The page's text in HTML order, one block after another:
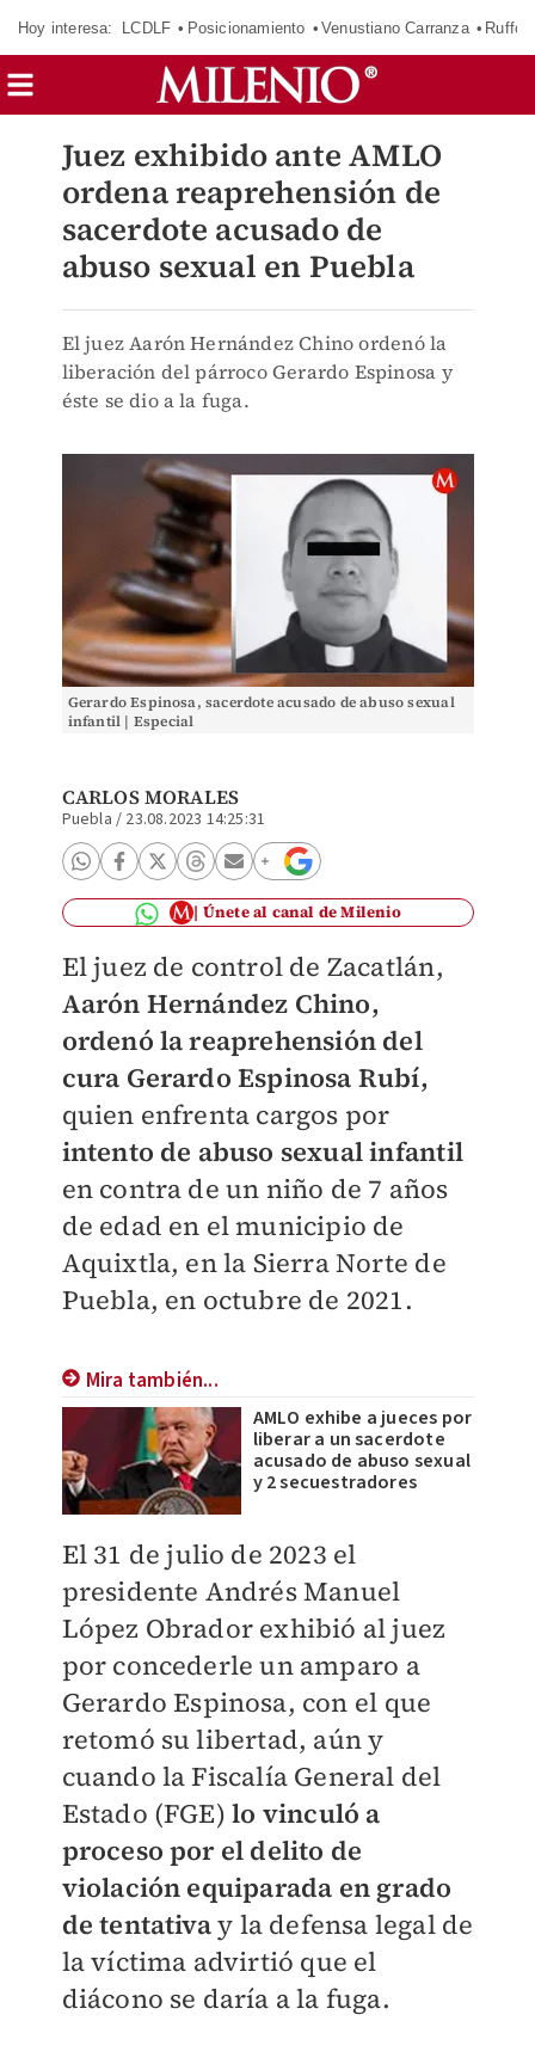
Hoy interesa: LCDLF Posicionamiento Venustiano Carranza Ruffo
Juez exhibido ante AMLO
ordena reaprehensión de
sacerdote acusado de
abuso sexual en Puebla
El juez Aarón Hernández Chino ordenó la
liberación del párroco Gerardo Espinosa y
éste se dio a la fuga.
Gerardo Espinosa, sacerdote acusado de abuso sexual
infantil | Especial
CARLOS MORALES
Puebla / 23.08.2023 14:25:31
Únete al canal de Milenio
El juez de control de Zacatlán,
Aarón Hernández Chino,
ordenó la reaprehensión del
cura Gerardo Espinosa Rubí,
quien enfrenta cargos por
intento de abuso sexual infantil
en contra de un niño de 7 años
de edad en el municipio de
Aquixtla, en la Sierra Norte de
Puebla, en octubre de 2021.
Mira también...
AMLO exhibe a jueces por
liberar a un sacerdote
acusado de abuso sexual
y 2 secuestradores
El 31 de julio de 2023 el
presidente Andrés Manuel
López Obrador exhibió al juez
por concederle un amparo a
Gerardo Espinosa, con el que
retomó su libertad, aún y
cuando la Fiscalía General del
Estado (FGE)lo vinculó a
proceso por el delito de
violación equiparada en grado
de tentativay la defensa legal de
la víctima advirtió que el
diácono se daría a la fuga.